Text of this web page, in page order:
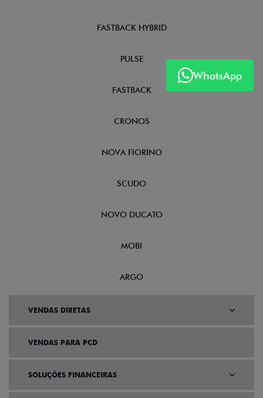
WhatsApp
FASTBACK HYBRID
PULSE
FASTBACK
CRONOS
NOVA FIORINO
SCUDO
NOVO DUCATO
MOBI
ARGO
VENDAS DIRETAS
VENDAS PARA PCD
SOLUÇÕES FINANCEIRAS